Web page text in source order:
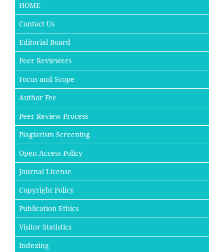
HOME
Contact Us
Editorial Board
Peer Reviewers
Focus and Scope
Author Fee
Peer Review Process
Plagiarism Screening
Open Access Policy
Journal License
Copyright Policy
Publication Ethics
Visitor Statistics
Indexing